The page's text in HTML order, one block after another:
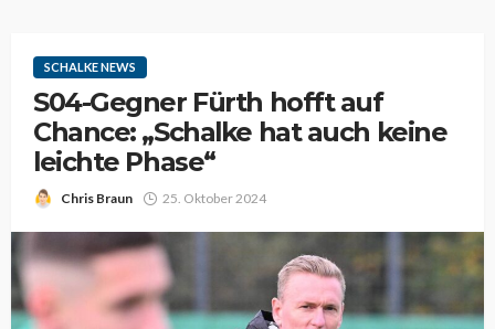
SCHALKE NEWS
S04-Gegner Fürth hofft auf
Chance: „Schalke hat auch keine
leichte Phase“
Chris Braun 25. Oktober 2024